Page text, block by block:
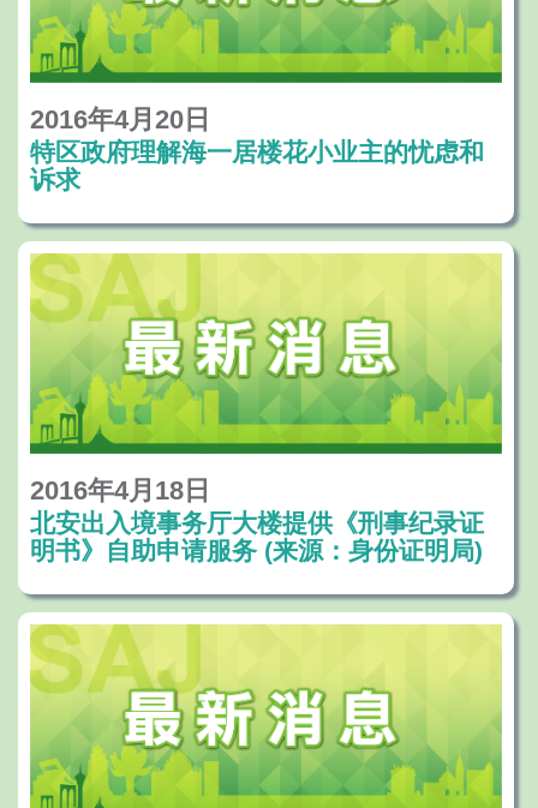
2016年4月20日
特区政府理解海一居楼花小业主的忧虑和
诉求
2016年4月18日
北安出入境事务厅大楼提供《刑事纪录证
明书》自助申请服务 (来源：身份证明局)